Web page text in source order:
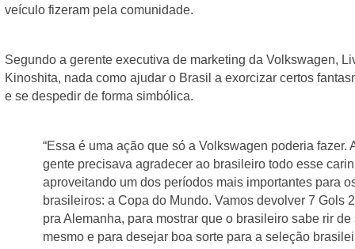
veículo fizeram pela comunidade.
Segundo a gerente executiva de marketing da Volkswagen,
Kinoshita, nada como ajudar o Brasil a exorcizar certos
e se despedir de forma simbólica.
“Essa é uma ação que só a Volkswagen poderia fazer.
gente precisava agradecer ao brasileiro todo esse
aproveitando um dos períodos mais importantes para
brasileiros: a Copa do Mundo. Vamos devolver 7 Gols
pra Alemanha, para mostrar que o brasileiro sabe rir de
mesmo e para desejar boa sorte para a seleção